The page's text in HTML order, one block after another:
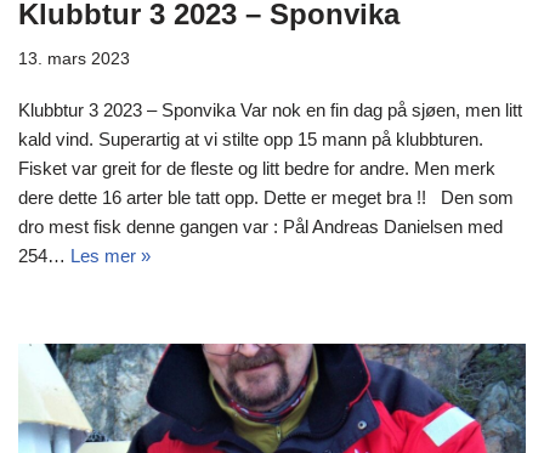
Klubbtur 3 2023 – Sponvika
13. mars 2023
Klubbtur 3 2023 – Sponvika Var nok en fin dag på sjøen, men litt
kald vind. Superartig at vi stilte opp 15 mann på klubbturen.
Fisket var greit for de fleste og litt bedre for andre. Men merk
dere dette 16 arter ble tatt opp. Dette er meget bra !! Den som
dro mest fisk denne gangen var : Pål Andreas Danielsen med
254… Les mer »